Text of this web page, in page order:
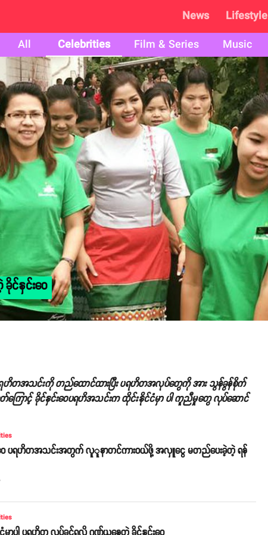
News Lifestyle
All
Celebrities Film & Series Music
င်နှင်းဝေ
ေပရဟိတအသင်းကို တည်ထောင်ထားပြီး ပရဟိတအလုပ်တွေကို အား သွန်ခွန်စိုက်
ြောင့် ခိုင်နှင်းဝေပရဟိအသင်းက ထိုင်းနိုင်ငံမှာ ပါ ကူညီမှုတွေ လုပ်ဆောင်
ေ ပရဟိတအသင်းအတွက် လူူနာတင်ကားဝယ်ဖို့ အလှူငွေ မတည်ပေးခဲ့တဲ့ ရန်